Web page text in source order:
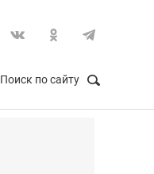
Поиск по сайту